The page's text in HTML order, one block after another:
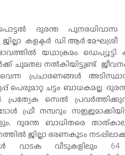
ദുരന്ത പുനരധിവാസ
ജില്ലാ കളക്ടര്‍
യഥാക്രമം
ചുമതല നല്‍കിയിട്ടുണ്ട്.
പ്രചാരണങ്ങള്‍
ചട്ടം ബാധകമല്ല.
പ്രത്യേക സെല്‍
ഫ്രീ നമ്പറും
ദുരന്ത ബാധിതരെ
ജില്ലാ ഭരണകൂടം
വാടക വീടുകളിലും